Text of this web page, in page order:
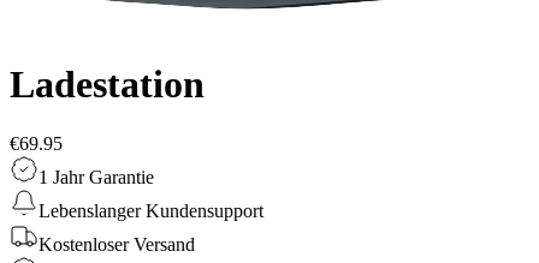
Ladestation
€69.95
1 Jahr Garantie
Lebenslanger Kundensupport
Kostenloser Versand